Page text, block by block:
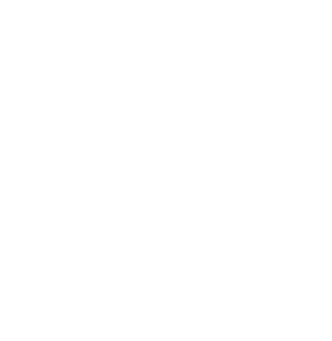
una Etiqueta?
dentro del aula digital
la plataforma ofrece
(Actividades y Recursos),
a dinamizar,
las clases creadas.